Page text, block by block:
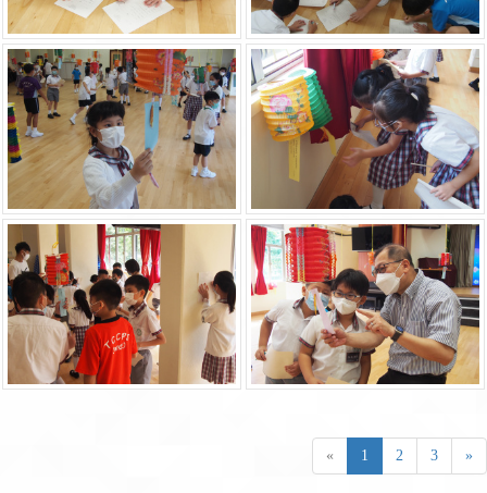
« 1 2 3 »